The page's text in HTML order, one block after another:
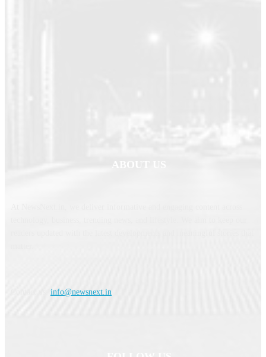
ABOUT US
info@newsnext.in